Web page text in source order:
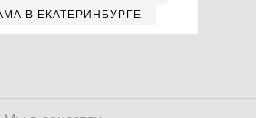
В ЕКАТЕРИНБУРГЕ